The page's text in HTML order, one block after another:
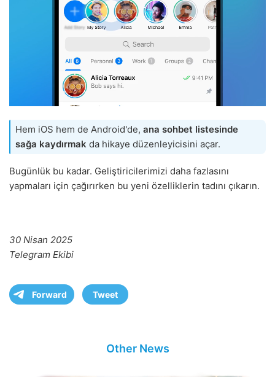
Hem iOS hem de Android'de, ana sohbet listesinde
sağa kaydırmak da hikaye düzenleyicisini açar.
Bugünlük bu kadar. Geliştiricilerimizi daha fazlasını
yapmaları için çağırırken bu yeni özelliklerin tadını çıkarın.
30 Nisan 2025
Telegram Ekibi
Forward Tweet
Other News